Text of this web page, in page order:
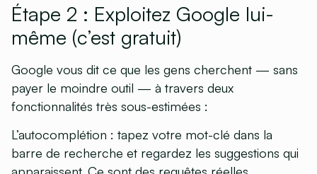
Étape 2 : Exploitez Google lui-
même (c’est gratuit)
Google vous dit ce que les gens cherchent — sans
payer le moindre outil — à travers deux
fonctionnalités très sous-estimées :
L’autocomplétion : tapez votre mot-clé dans la
barre de recherche et regardez les suggestions qui